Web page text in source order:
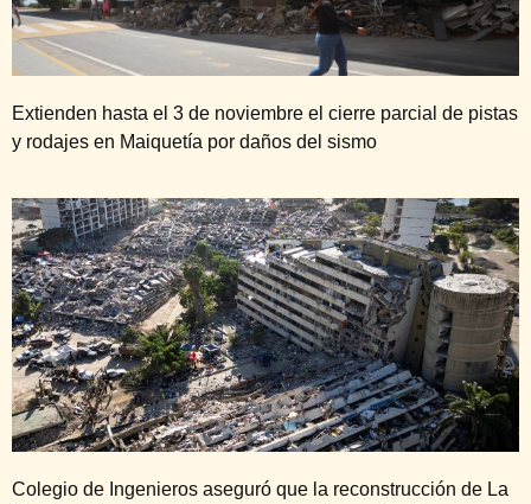
Extienden hasta el 3 de noviembre el cierre parcial de pistas
y rodajes en Maiquetía por daños del sismo
Colegio de Ingenieros aseguró que la reconstrucción de La